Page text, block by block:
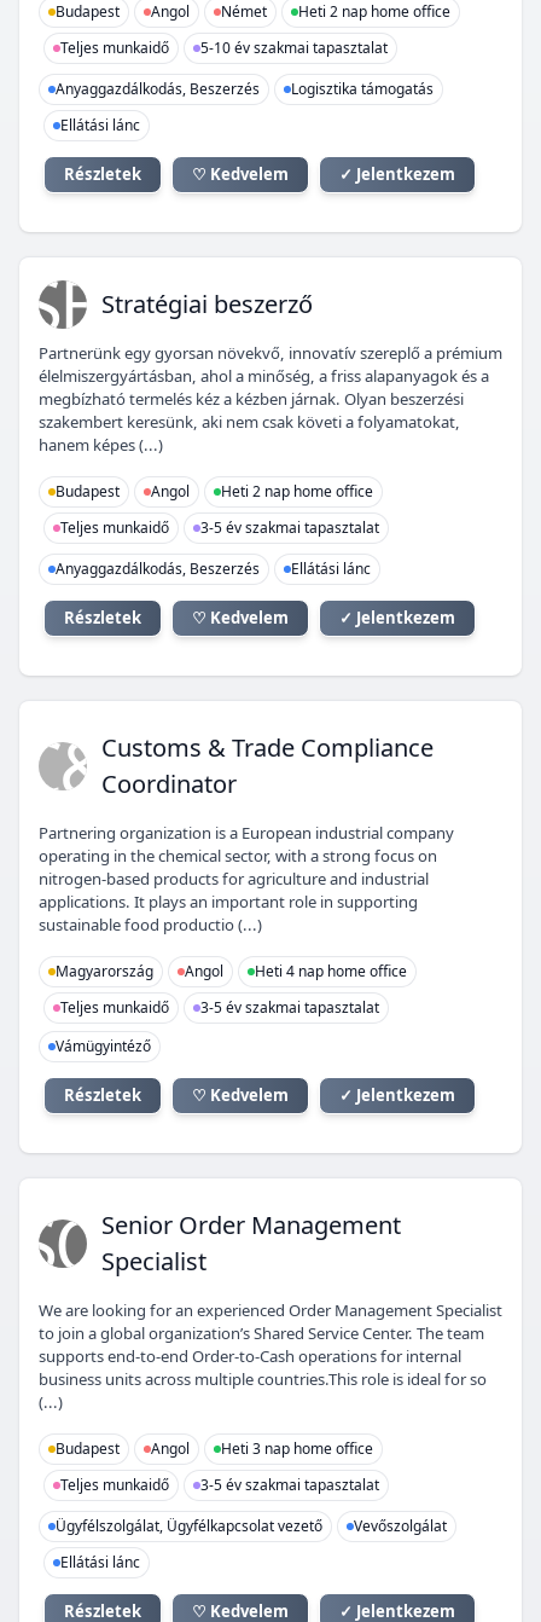
Budapest Angol Német
Heti 2 nap home office
Teljes munkaidő
5-10 év szakmai tapasztalat
Anyaggazdálkodás, Beszerzés
Logisztika támogatás
Ellátási lánc
Részletek ♡ Kedvelem ✓ Jelentkezem
SB Stratégiai beszerző
Partnerünk egy gyorsan növekvő, innovatív szereplő a prémium
élelmiszergyártásban, ahol a minőség, a friss alapanyagok és a
megbízható termelés kéz a kézben járnak. Olyan beszerzési
szakembert keresünk, aki nem csak követi a folyamatokat,
hanem képes (...)
Budapest Angol
Heti 2 nap home office
Teljes munkaidő
3-5 év szakmai tapasztalat
Anyaggazdálkodás, Beszerzés
Ellátási lánc
Részletek ♡ Kedvelem ✓ Jelentkezem
C&Customs & Trade Compliance
Coordinator
Partnering organization is a European industrial company
operating in the chemical sector, with a strong focus on
nitrogen-based products for agriculture and industrial
applications. It plays an important role in supporting
sustainable food productio (...)
Magyarország Angol
Heti 4 nap home office
Teljes munkaidő
3-5 év szakmai tapasztalat
Vámügyintéző
Részletek ♡ Kedvelem ✓ Jelentkezem
SOSenior Order Management
Specialist
We are looking for an experienced Order Management Specialist
to join a global organization’s Shared Service Center. The team
supports end-to-end Order-to-Cash operations for internal
business units across multiple countries.This role is ideal for so
(...)
Budapest Angol
Heti 3 nap home office
Teljes munkaidő
3-5 év szakmai tapasztalat
Ügyfélszolgálat, Ügyfélkapcsolat vezető
Vevőszolgálat
Ellátási lánc
Részletek ♡ Kedvelem ✓ Jelentkezem